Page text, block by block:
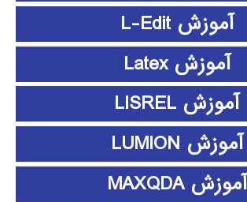
آموزش L-Edit
آموزش Latex
آموزش LISREL
آموزش LUMION
آموزش MAXQDA